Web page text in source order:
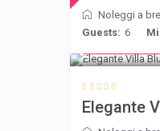
Noleggi a
Guests: 6
Elegante